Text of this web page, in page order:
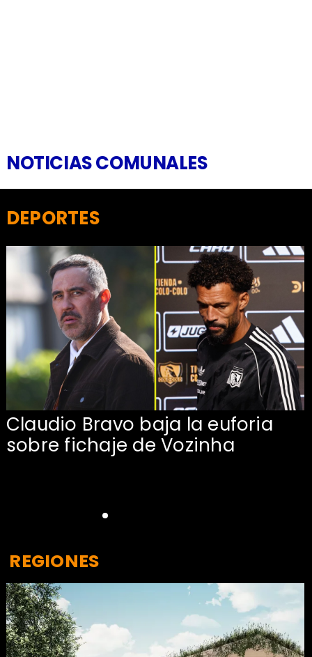
NOTICIAS COMUNALES
Claudio Bravo baja la euforia
sobre fichaje de Vozinha
DEPORTES
REGIONES